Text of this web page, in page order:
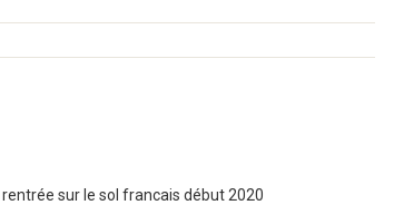
sur le sol francais début 2020